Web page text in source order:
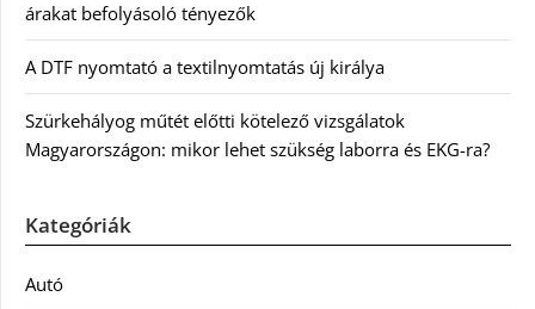
árakat befolyásoló tényezők
A DTF nyomtató a textilnyomtatás új királya
Szürkehályog műtét előtti kötelező vizsgálatok
Magyarországon: mikor lehet szükség laborra és EKG-ra?
Kategóriák
Autó